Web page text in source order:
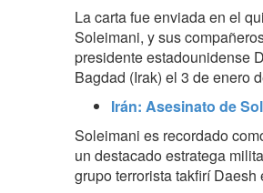
La carta fue enviada en el
Soleimani, y sus
presidente estadounidense
Bagdad (Irak) el 3 de enero
Irán: Asesinato de
Soleimani es recordado
un destacado estratega
grupo terrorista takfirí